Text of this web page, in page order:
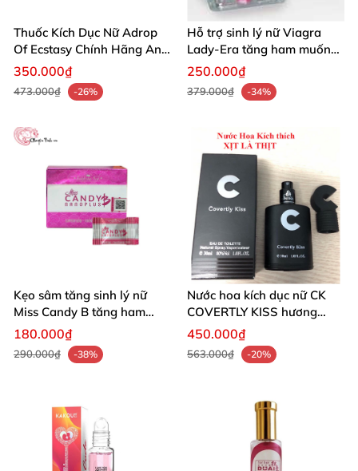
Thuốc Kích Dục Nữ Adrop
Of Ecstasy Chính Hãng An
Toàn Tự Nhiên
350.000₫
473.000₫ -26%
Hỗ trợ sinh lý nữ Viagra
Lady-Era tăng ham muốn
bán tại HCM
250.000₫
379.000₫ -34%
Kẹo sâm tăng sinh lý nữ
Miss Candy B tăng ham
muốn tự nhiên
180.000₫
290.000₫ -38%
Nước hoa kích dục nữ CK
COVERTLY KISS hương
thơm quyến rũ
450.000₫
563.000₫ -20%